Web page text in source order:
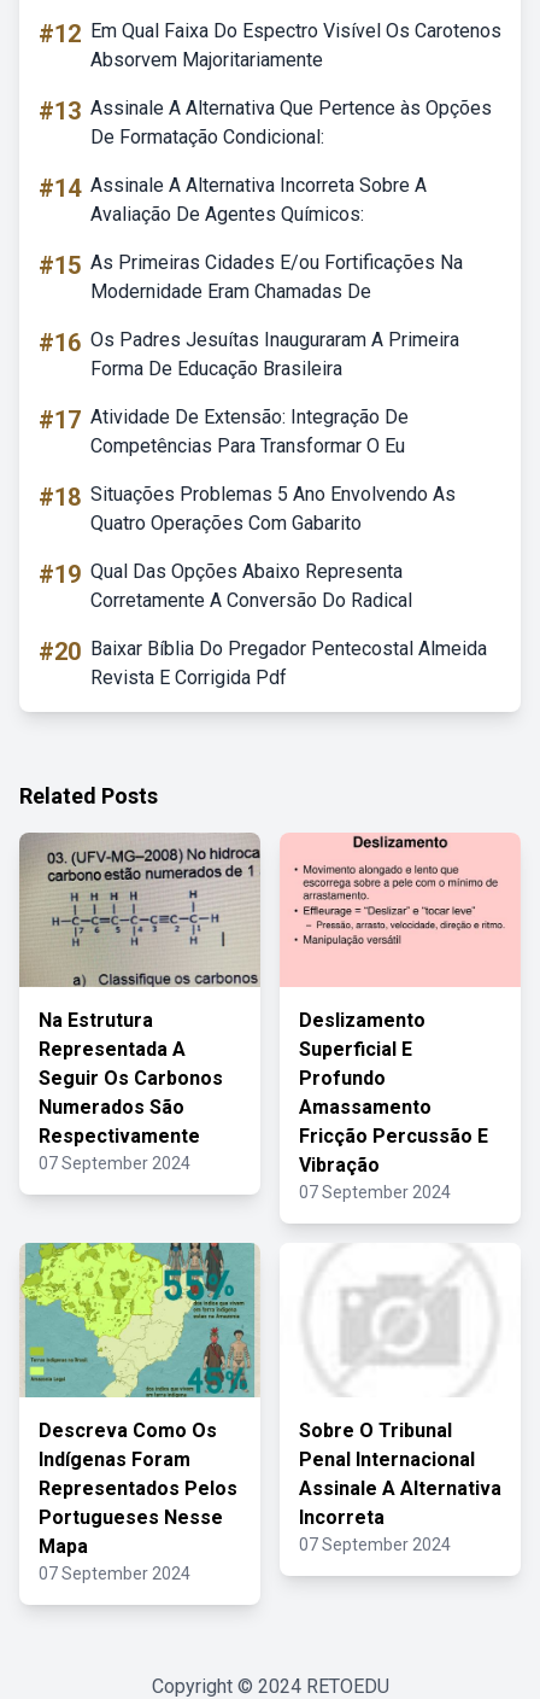
#12 Em Qual Faixa Do Espectro Visível Os Carotenos
Absorvem Majoritariamente
#13 Assinale A Alternativa Que Pertence às Opções
De Formatação Condicional:
#14 Assinale A Alternativa Incorreta Sobre A
Avaliação De Agentes Químicos:
#15 As Primeiras Cidades E/ou Fortificações Na
Modernidade Eram Chamadas De
#16 Os Padres Jesuítas Inauguraram A Primeira
Forma De Educação Brasileira
#17 Atividade De Extensão: Integração De
Competências Para Transformar O Eu
#18 Situações Problemas 5 Ano Envolvendo As
Quatro Operações Com Gabarito
#19 Qual Das Opções Abaixo Representa
Corretamente A Conversão Do Radical
#20 Baixar Bíblia Do Pregador Pentecostal Almeida
Revista E Corrigida Pdf
Related Posts
Na Estrutura
Representada A
Seguir Os Carbonos
Numerados São
Respectivamente
07 September 2024
Deslizamento
Superficial E
Profundo
Amassamento
Fricção Percussão E
Vibração
07 September 2024
Descreva Como Os
Indígenas Foram
Representados Pelos
Portugueses Nesse
Mapa
07 September 2024
Sobre O Tribunal
Penal Internacional
Assinale A Alternativa
Incorreta
07 September 2024
Copyright © 2024 RETOEDU